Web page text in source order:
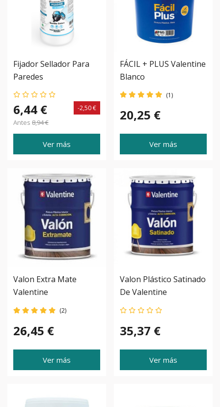
Fijador Sellador Para
Paredes
6,44 €
Antes 8,94 €
-2,50 €
Ver más
FÁCIL + PLUS Valentine
Blanco
(1)
20,25 €
Ver más
Valon Extra Mate
Valentine
(2)
26,45 €
Ver más
Valon Plástico Satinado
De Valentine
35,37 €
Ver más